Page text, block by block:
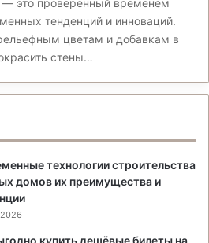
— это проверенный временем
тенденций и инноваций.
цветам и добавкам в
стены…
технологии строительства
домов их преимущества и
купить дешёвые билеты на